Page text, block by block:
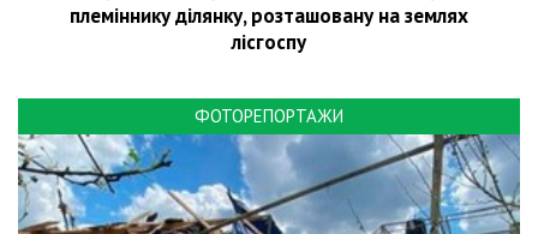
племіннику ділянку, розташовану на землях
лісгоспу
ФОТОРЕПОРТАЖИ